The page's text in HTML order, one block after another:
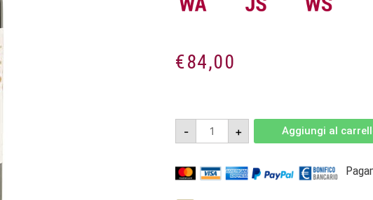
€84,00
-
Poggio
Landi
2019
Brunello
di
+ Aggiungi al